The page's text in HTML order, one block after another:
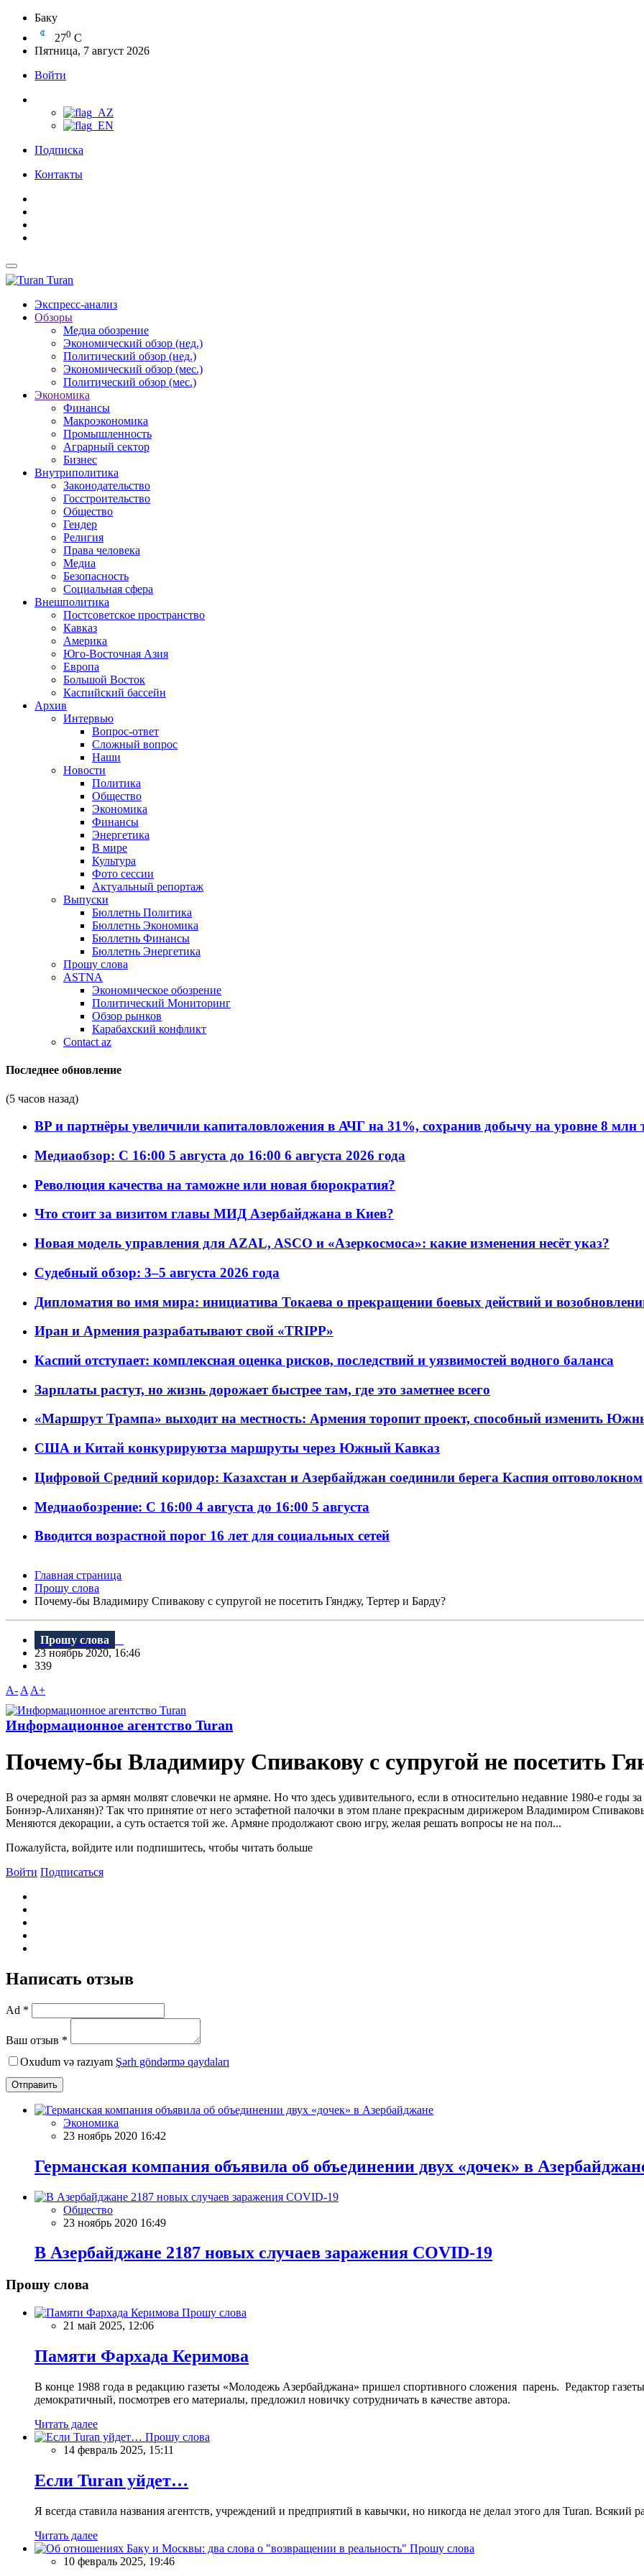
Баку
270 C
Пятница, 7 август 2026
Войти
Подписка
Контакты
Turan
Экспресс-анализ
Обзоры
Медиа обозрение
Экономический обзор (нед.)
Политический обзор (нед.)
Экономический обзор (мес.)
Политический обзор (мес.)
Экономика
Финансы
Макроэкономика
Промышленность
Аграрный сектор
Бизнес
Внутриполитика
Законодательство
Госстроительство
Общество
Гендер
Религия
Права человека
Медиа
Безопасность
Социальная сфера
Внешполитика
Постсоветское пространство
Кавказ
Америка
Юго-Восточная Азия
Европа
Большой Восток
Каспийский бассейн
Архив
Интервью
Вопрос-ответ
Сложный вопрос
Наши
Новости
Политика
Общество
Экономика
Финансы
Энергетика
В мире
Культура
Фото сессии
Актуальный репортаж
Выпуски
Бюллетнь Политика
Бюллетнь Экономика
Бюллетнь Финансы
Бюллетнь Энергетика
Прошу слова
ASTNA
Экономическое обозрение
Политический Мониторинг
Обзор рынков
Карабахский конфликт
Contact az
Последнее обновление
(5 часов назад)
BP и партнёры увеличили капиталовложения в АЧГ на 31%, сохранив добычу на уровне 8 млн
Медиаобзор: С 16:00 5 августа до 16:00 6 августа 2026 года
Революция качества на таможне или новая бюрократия?
Что стоит за визитом главы МИД Азербайджана в Киев?
Новая модель управления для AZAL, ASCO и «Азеркосмоса»: какие изменения несёт указ?
Судебный обзор: 3–5 августа 2026 года
Дипломатия во имя мира: инициатива Токаева о прекращении боевых действий и
Иран и Армения разрабатывают свой «TRIPP»
Каспий отступает: комплексная оценка рисков, последствий и уязвимостей водного баланса
Зарплаты растут, но жизнь дорожает быстрее там, где это заметнее всего
«Маршрут Трампа» выходит на местность: Армения торопит проект, способный изменить
США и Китай конкурируютза маршруты через Южный Кавказ
Цифровой Средний коридор: Казахстан и Азербайджан соединили берега Каспия оптоволокном
Медиаобозрение: С 16:00 4 августа до 16:00 5 августа
Вводится возрастной порог 16 лет для социальных сетей
Главная страница
Прошу слова
Почему-бы Владимиру Спивакову с супругой не посетить Гянджу, Тертер и Барду?
Прошу слова
23 ноябрь 2020, 16:46
339
A- A A+
Информационное агентство Turan
Почему-бы Владимиру Спивакову с супругой не посетить
В очередной раз за армян молвят словечки не армяне. Но что здесь удивительного, если в относительно недавние 1980-е годы
Боннэр-Алиханян)? Так что принятие от него эстафетной палочки в этом плане прекрасным дирижером Владимиром
Меняются декорации, а суть остается той же. Армяне продолжают свою игру, желая решать вопросы не на пол...
Пожалуйста, войдите или подпишитесь, чтобы читать больше
Войти Подписаться
Написать отзыв
Ad *
Ваш отзыв *
Oxudum və razıyam Şərh göndərmə qaydaları
Отправить
Экономика
23 ноябрь 2020 16:42
Германская компания объявила об объединении двух «дочек» в
Общество
23 ноябрь 2020 16:49
В Азербайджане 2187 новых случаев заражения COVID-19
Прошу слова
Прошу слова
21 май 2025, 12:06
Памяти Фархада Керимова
В конце 1988 года в редакцию газеты «Молодежь Азербайджана» пришел спортивного сложения парень. Редактор
демократичный, посмотрев его материалы, предложил новичку сотрудничать в качестве автора.
Читать далее
Прошу слова
14 февраль 2025, 15:11
Если Turan уйдет…
Я всегда ставила названия агентств, учреждений и предприятий в кавычки, но никогда не делал этого для Turan. Всякий
Читать далее
Прошу слова
10 февраль 2025, 19:46